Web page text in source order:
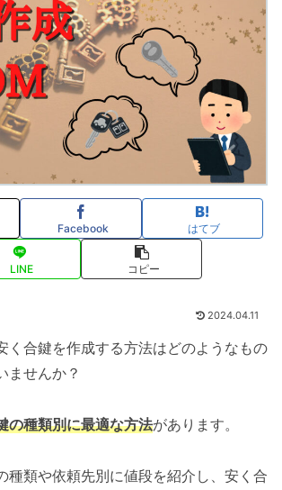
Facebook はてブ
LINE コピー
2024.04.11
く合鍵を作成する方法はどのようなもの
ませんか？
の種類別に最適な方法があります。
種類や依頼先別に値段を紹介し、安く合